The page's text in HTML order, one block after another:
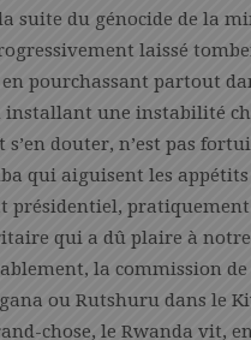
suite du génocide de la
laissé
pourchassant partout
installant une instabilité
s’en douter, n’est pas
qui aiguisent les
présidentiel,
qui a dû plaire à
la commission de
ou Rutshuru dans le
chose, le Rwanda vit,